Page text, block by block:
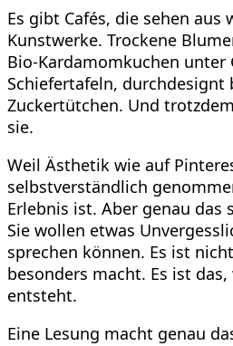
Es gibt Cafés, die sehen aus
Kunstwerke. Trockene
Bio-Kardamomkuchen
Schiefertafeln, durchdesignt
Zuckertütchen. Und
sie.
Weil Ästhetik wie auf
selbstverständlich
Erlebnis ist. Aber genau das
Sie wollen etwas
sprechen können. Es ist
besonders macht. Es ist
entsteht.
Eine Lesung macht genau